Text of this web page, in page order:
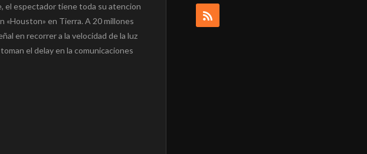
el espectador tiene toda su atencion
«Houston» en Tierra. A 20 millones
en recorrer a la velocidad de la luz
el delay en la comunicaciones